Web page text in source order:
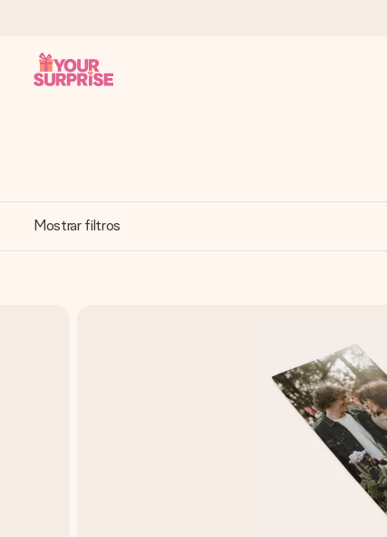
oferece-lo na hora certa, quando mais importa.
que realmente toca o coração. Sem complicações,
Mostrar filtros